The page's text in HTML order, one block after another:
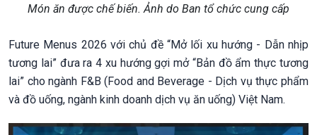
Món ăn được chế biến. Ảnh do Ban tổ chức cung cấp
Future Menus 2026 với chủ đề “Mở lối xu hướng - Dẫn nhịp
tương lai” đưa ra 4 xu hướng gợi mở “Bản đồ ẩm thực tương
lai” cho ngành F&B (Food and Beverage - Dịch vụ thực phẩm
và đồ uống, ngành kinh doanh dịch vụ ăn uống) Việt Nam.